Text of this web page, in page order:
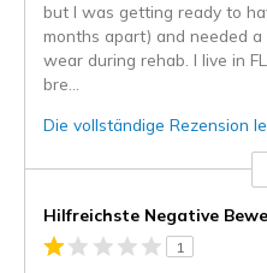
but I was getting ready to
months apart) and needed
wear during rehab. I live in
bre
Die vollständige Rezension
Hilfreichste Negative
1